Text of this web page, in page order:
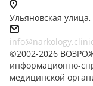
Ульяновская улица,
©2002-2026
информационно-
медицинской